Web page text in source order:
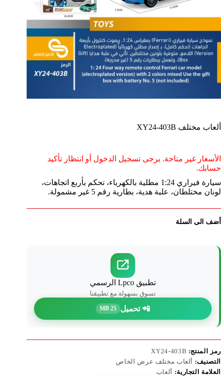
ألعاب مختلف XY24-403B
الأسعار غير متاحة. يرجى تسجيل الدخول أو انتظار تأكيد
حسابك.
سيارة فيراري 1:24 مطلية بالكهرباء، تحكم بأربع اتجاهات،
لونان مختلطان، علبة هدية، بطارية رقم 5 غير مشمولة.
أضف الى السلة
تطبيق Lpco الرسمي
تسوق بسهولة مع تطبيقنا
📲 تحميل 25 MB
رمز المنتج: XY24-403B
التصنيف: ألعاب مختلف عرض الخاص
العلامة التجارية: ألعاب